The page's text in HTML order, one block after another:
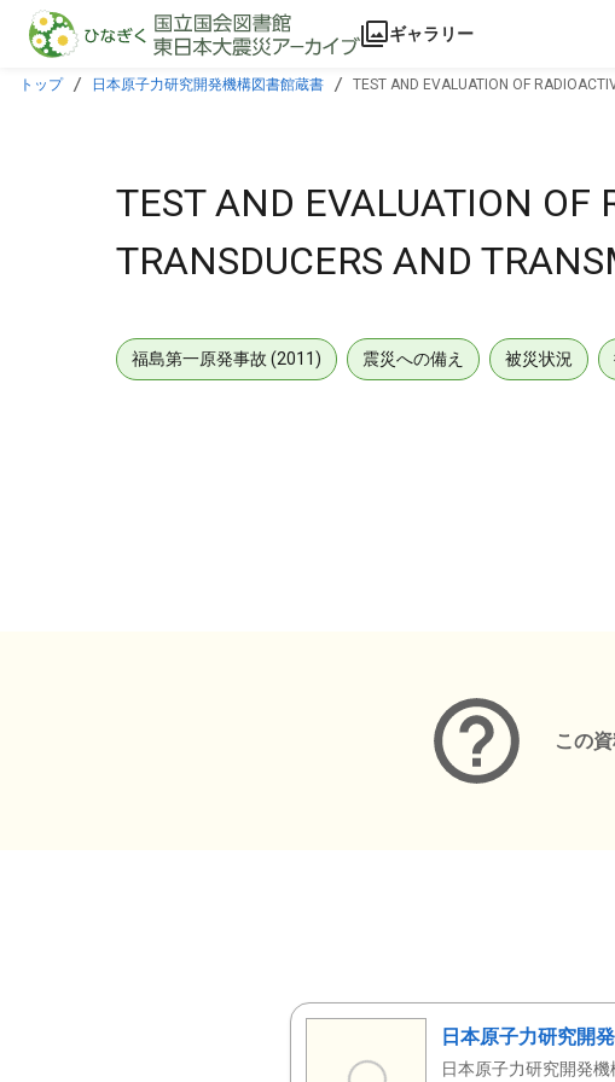
本文に飛ぶ
ギャラリー
トップ 日本原子力研究開発機構図書館蔵書 TEST AND EVALUATION OF
TEST AND EVALUATION OF
TRANSDUCERS AND
福島第一原発事故 (2011) 震災への備え 被災状況
この
日本原子力研究開
日本原子力研究開発